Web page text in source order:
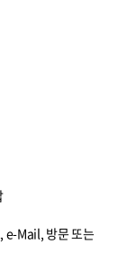
e-Mail, 방문 또는